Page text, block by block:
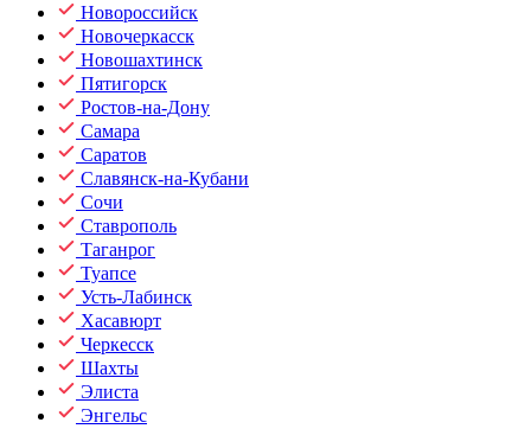
Новороссийск
Новочеркасск
Новошахтинск
Пятигорск
Ростов-на-Дону
Самара
Саратов
Славянск-на-Кубани
Сочи
Ставрополь
Таганрог
Туапсе
Усть-Лабинск
Хасавюрт
Черкесск
Шахты
Элиста
Энгельс